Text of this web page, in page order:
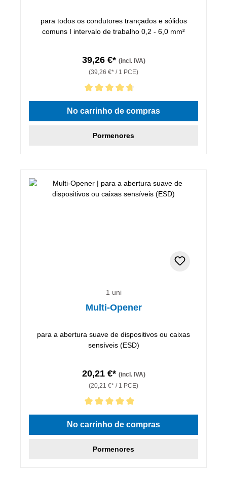
para todos os condutores trançados e sólidos
comuns I intervalo de trabalho 0,2 - 6,0 mm²
39,26 €* (incl. IVA)
(39,26 €* / 1 PCE)
Classificação média de 4.86 de 5 estrelas
No carrinho de compras
Pormenores
1 uni
Multi-Opener
para a abertura suave de dispositivos ou caixas
sensíveis (ESD)
20,21 €* (incl. IVA)
(20,21 €* / 1 PCE)
Classificação média de 5 de 5 estrelas
No carrinho de compras
Pormenores